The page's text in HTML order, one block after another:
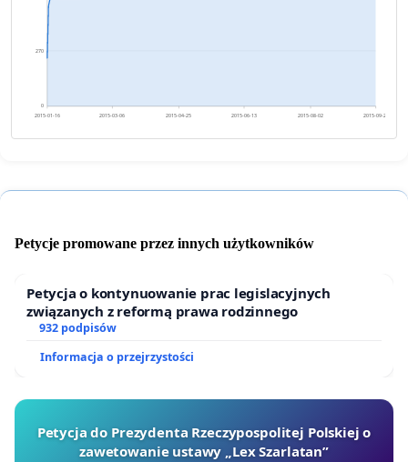
0
270
2015-01-16 2015-03-06 2015-04-25 2015-06-13 2015-08-02 2015-09-20
Petycje promowane przez innych użytkowników
Petycja o kontynuowanie prac legislacyjnych
związanych z reformą prawa rodzinnego
932 podpisów
Informacja o przejrzystości
Petycja do Prezydenta Rzeczypospolitej Polskiej o
zawetowanie ustawy „Lex Szarlatan”